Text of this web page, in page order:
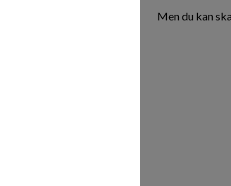
Men du kan